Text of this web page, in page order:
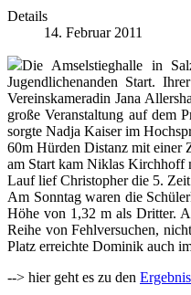
Details
14. Februar 2011
Die Amselstieghalle in
Jugendlichenanden Start.
Vereinskameradin Jana
große Veranstaltung auf dem
sorgte Nadja Kaiser im
60m Hürden Distanz mit einer
am Start kam Niklas Kirchhoff
Lauf lief Christopher die 5.
Am Sonntag waren die
Höhe von 1,32 m als Dritter.
Reihe von Fehlversuchen,
Platz erreichte Dominik auch
--> hier geht es zu den